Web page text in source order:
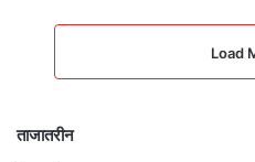
Load
ताजातरीन